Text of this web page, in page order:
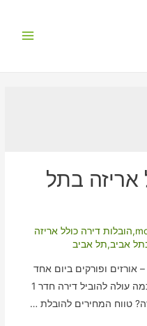
אריזה בתל
,הובלות דירה כולל אריזה
אביב,תל אביב
אורזים ופורקים ביום אחד
מחיר הובלה ואריזה דירה בתל אביב כמה עולה להוביל דירה חדר 1
טווח המחירים להובלת …